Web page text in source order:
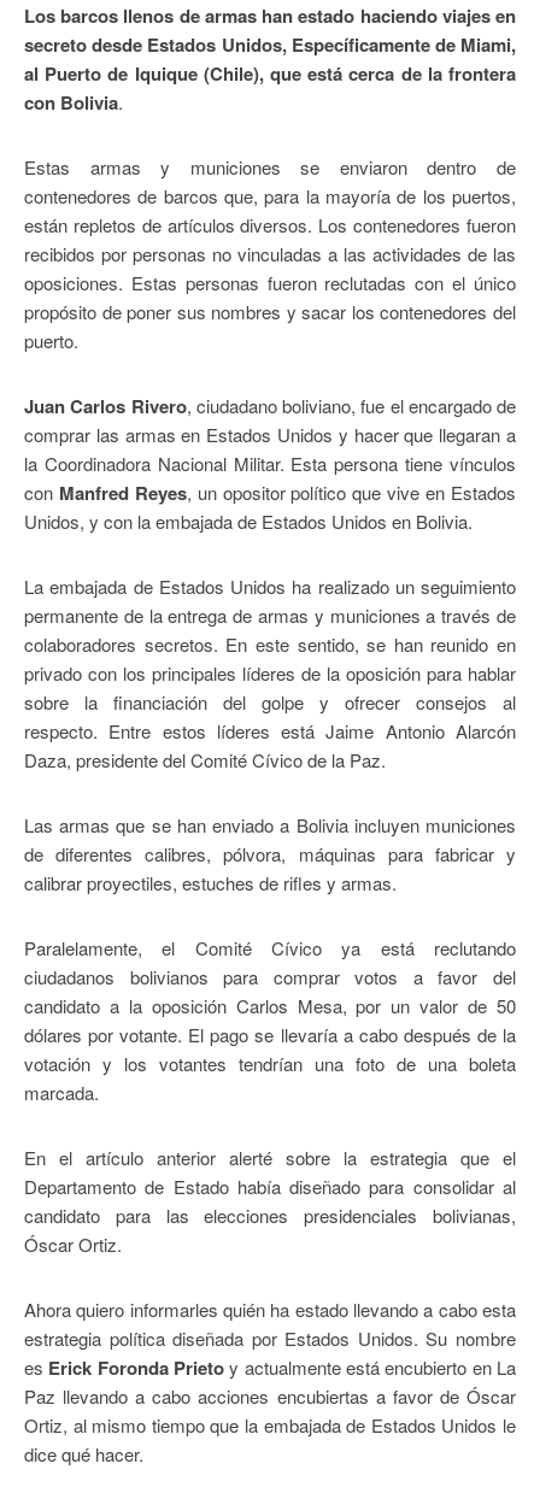
Los barcos llenos de armas han estado haciendo viajes en
secreto desde Estados Unidos, Específicamente de Miami,
al Puerto de Iquique (Chile), que está cerca de la frontera
con Bolivia.
Estas armas y municiones se enviaron dentro de
contenedores de barcos que, para la mayoría de los puertos,
están repletos de artículos diversos. Los contenedores fueron
recibidos por personas no vinculadas a las actividades de las
oposiciones. Estas personas fueron reclutadas con el único
propósito de poner sus nombres y sacar los contenedores del
puerto.
Juan Carlos Rivero, ciudadano boliviano, fue el encargado de
comprar las armas en Estados Unidos y hacer que llegaran a
la Coordinadora Nacional Militar. Esta persona tiene vínculos
con Manfred Reyes, un opositor político que vive en Estados
Unidos, y con la embajada de Estados Unidos en Bolivia.
La embajada de Estados Unidos ha realizado un seguimiento
permanente de la entrega de armas y municiones a través de
colaboradores secretos. En este sentido, se han reunido en
privado con los principales líderes de la oposición para hablar
sobre la financiación del golpe y ofrecer consejos al
respecto. Entre estos líderes está Jaime Antonio Alarcón
Daza, ​​presidente del Comité Cívico de la Paz.
Las armas que se han enviado a Bolivia incluyen municiones
de diferentes calibres, pólvora, máquinas para fabricar y
calibrar proyectiles, estuches de rifles y armas.
Paralelamente, el Comité Cívico ya está reclutando
ciudadanos bolivianos para comprar votos a favor del
candidato a la oposición Carlos Mesa, por un valor de 50
dólares por votante. El pago se llevaría a cabo después de la
votación y los votantes tendrían una foto de una boleta
marcada.
En el artículo anterior alerté sobre la estrategia que el
Departamento de Estado había diseñado para consolidar al
candidato para las elecciones presidenciales bolivianas,
Óscar Ortiz.
Ahora quiero informarles quién ha estado llevando a cabo esta
estrategia política diseñada por Estados Unidos. Su nombre
es Erick Foronda Prietoy actualmente está encubierto en La
Paz llevando a cabo acciones encubiertas a favor de Óscar
Ortiz, al mismo tiempo que la embajada de Estados Unidos le
dice qué hacer.